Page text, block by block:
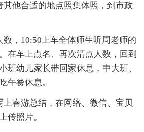
其他合适的地点照集体照，到市政
数，10:50上车全体师生听周老师的
在车上点名、再次清点人数，回到
班幼儿家长带回家休息，中大班、
午餐休息。
上春游总结，在网络、微信、宝贝
传照片。